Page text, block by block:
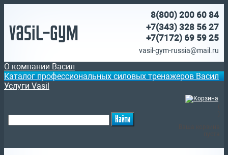
Vasil-Gym
8(800) 200 60 84
+7(343) 328 56 27
+7(7172) 69 59 25
vasil-gym-russia@mail.ru
О компании Васил
Каталог профессиональных силовых тренажеров Васил
Услуги Vasil